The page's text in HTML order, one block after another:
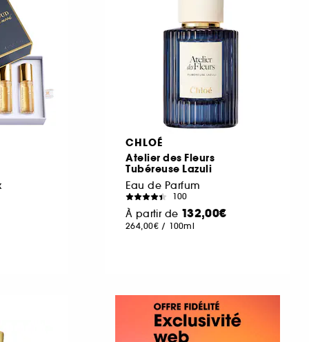
CHLOÉ
Atelier des Fleurs
Tubéreuse Lazuli
Eau de Parfum
100
À partir de 132,00€
264,00€ / 100ml